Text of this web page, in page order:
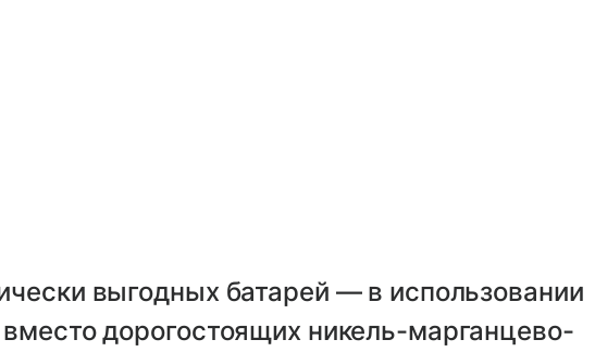
выгодных батарей — в использовании
дорогостоящих никель-марганцево-